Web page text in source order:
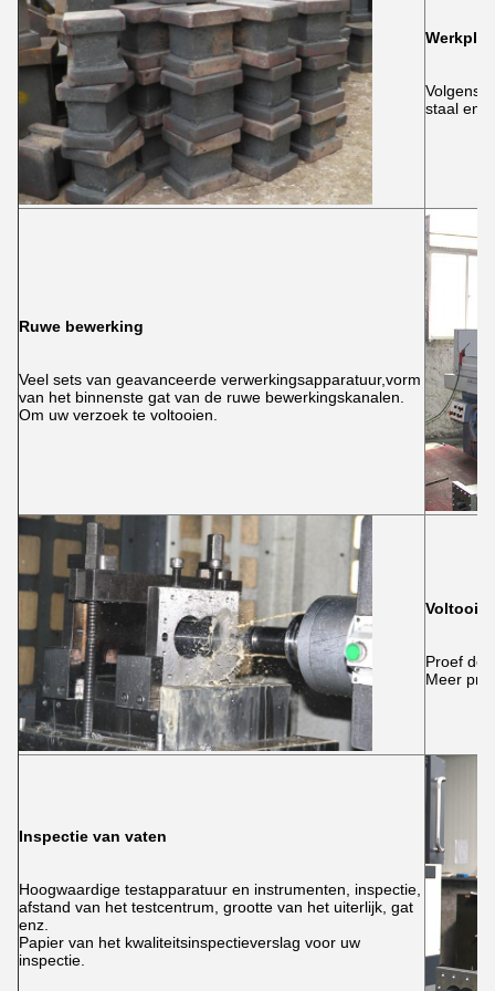
Werkplek
Volgens
staal en
Ruwe bewerking
Veel sets van geavanceerde verwerkingsapparatuur,vorm
van het binnenste gat van de ruwe bewerkingskanalen.
Om uw verzoek te voltooien.
Proef de
Meer
Inspectie van vaten
Hoogwaardige testapparatuur en instrumenten, inspectie,
afstand van het testcentrum, grootte van het uiterlijk, gat
enz.
Papier van het kwaliteitsinspectieverslag voor uw
inspectie.